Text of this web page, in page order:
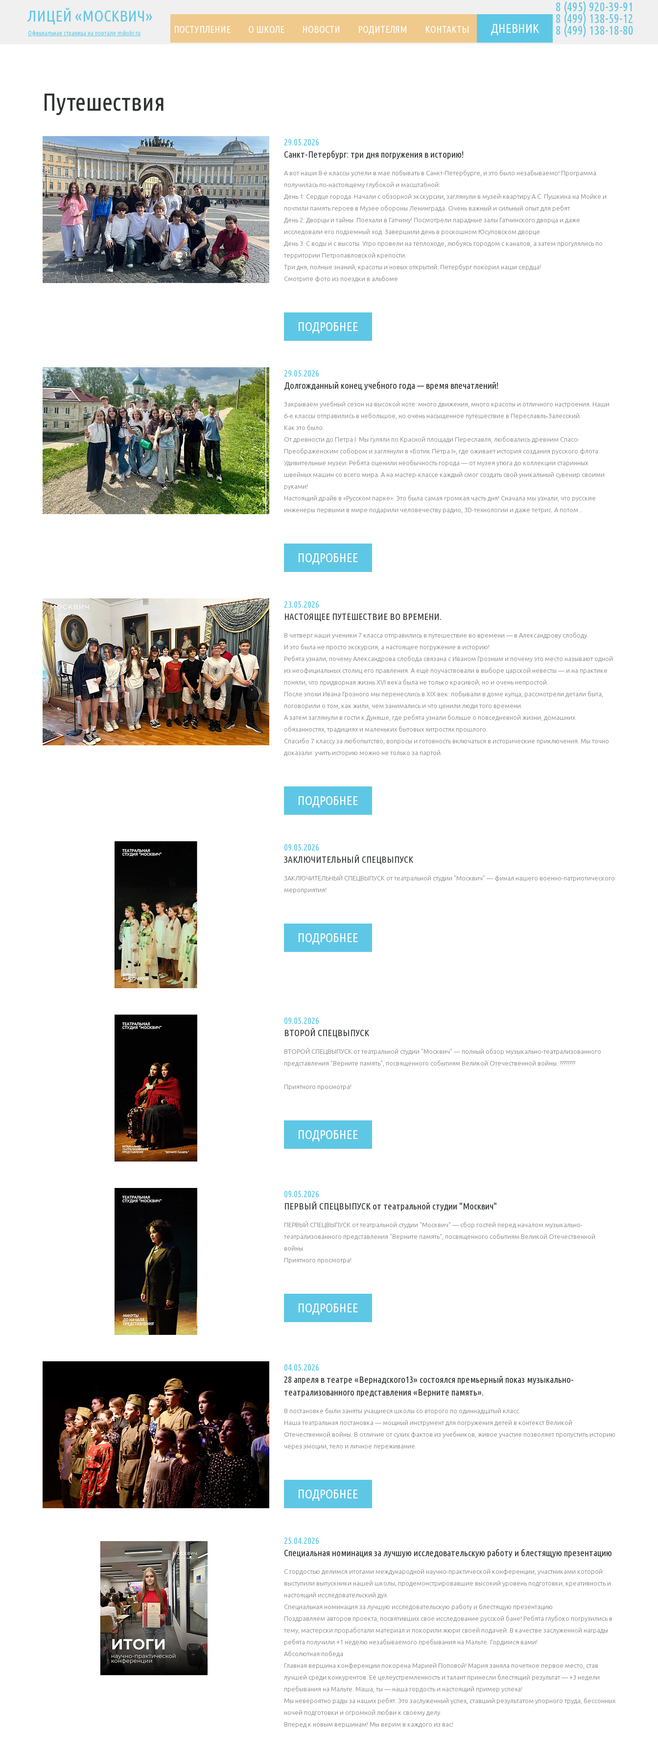
8 (495) 920-39-91
8 (499) 138-59-12
8 (499) 138-18-80
ЛИЦЕЙ «МОСКВИЧ»
Официальная страница на портале mskobr.ru ПОСТУПЛЕНИЕ О ШКОЛЕ НОВОСТИ РОДИТЕЛЯМ КОНТАКТЫ ДНЕВНИК
Путешествия
29.05.2026
Санкт-Петербург: три дня погружения в историю!
А вот наши 8-е классы успели в мае побывать в Санкт-Петербурге, и это было незабываемо! Программа
получилась по-настоящему глубокой и масштабной:
День 1: Сердце города. Начали с обзорной экскурсии, заглянули в музей-квартиру А.С. Пушкина на Мойке и
почтили память героев в Музее обороны Ленинграда. Очень важный и сильный опыт для ребят.
День 2: Дворцы и тайны. Поехали в Гатчину! Посмотрели парадные залы Гатчинского дворца и даже
исследовали его подземный ход. Завершили день в роскошном Юсуповском дворце.
День 3: С воды и с высоты. Утро провели на теплоходе, любуясь городом с каналов, а затем прогулялись по
территории Петропавловской крепости.
Три дня, полные знаний, красоты и новых открытий. Петербург покорил наши сердца!
Смотрите фото из поездки в альбоме
ПОДРОБНЕЕ
29.05.2026
Долгожданный конец учебного года — время впечатлений!
Закрываем учебный сезон на высокой ноте: много движения, много красоты и отличного настроения. Наши
6-е классы отправились в небольшое, но очень насыщенное путешествие в Переславль-Залесский.
Как это было:
От древности до Петра I: Мы гуляли по Красной площади Переславля, любовались древним Спасо-
Преображенским собором и заглянули в «Ботик Петра I», где оживает история создания русского флота.
Удивительные музеи: Ребята оценили необычность города — от музея утюга до коллекции старинных
швейных машин со всего мира. А на мастер-классе каждый смог создать свой уникальный сувенир своими
руками!
Настоящий драйв в «Русском парке»: Это была самая громкая часть дня! Сначала мы узнали, что русские
инженеры первыми в мире подарили человечеству радио, 3D-технологии и даже тетрис. А потом...
ПОДРОБНЕЕ
23.05.2026
НАСТОЯЩЕЕ ПУТЕШЕСТВИЕ ВО ВРЕМЕНИ.
В четверг наши ученики 7 класса отправились в путешествие во времени — в Александрову слободу.
И это была не просто экскурсия, а настоящее погружение в историю!
Ребята узнали, почему Александрова слобода связана с Иваном Грозным и почему это место называют одной
из неофициальных столиц его правления. А ещё поучаствовали в выборе царской невесты — и на практике
поняли, что придворная жизнь XVI века была не только красивой, но и очень непростой.
После эпохи Ивана Грозного мы перенеслись в XIX век: побывали в доме купца, рассмотрели детали быта,
поговорили о том, как жили, чем занимались и что ценили люди того времени.
А затем заглянули в гости к Дуняше, где ребята узнали больше о повседневной жизни, домашних
обязанностях, традициях и маленьких бытовых хитростях прошлого.
Спасибо 7 классу за любопытство, вопросы и готовность включаться в исторические приключения. Мы точно
доказали: учить историю можно не только за партой.
ПОДРОБНЕЕ
09.05.2026
ЗАКЛЮЧИТЕЛЬНЫЙ СПЕЦВЫПУСК
ЗАКЛЮЧИТЕЛЬНЫЙ СПЕЦВЫПУСК от театральной студии "Москвич" — финал нашего военно-патриотического
мероприятия!
ПОДРОБНЕЕ
09.05.2026
ВТОРОЙ СПЕЦВЫПУСК
ВТОРОЙ СПЕЦВЫПУСК от театральной студии "Москвич" — полный обзор музыкально-театрализованного
представления "Верните память", посвященного событиям Великой Отечественной войны. ????????
Приятного просмотра!
ПОДРОБНЕЕ
09.05.2026
ПЕРВЫЙ СПЕЦВЫПУСК от театральной студии "Москвич"
ПЕРВЫЙ СПЕЦВЫПУСК от театральной студии "Москвич" — сбор гостей перед началом музыкально-
театрализованного представления "Верните память", посвященного событиям Великой Отечественной
войны.
Приятного просмотра!
ПОДРОБНЕЕ
04.05.2026
28 апреля в театре «Вернадского13» состоялся премьерный показ музыкально-
театрализованного представления «Верните память».
В постановке были заняты учащиеся школы со второго по одиннадцатый класс.
Наша театральная постановка — мощный инструмент для погружения детей в контекст Великой
Отечественной войны. В отличие от сухих фактов из учебников, живое участие позволяет пропустить историю
через эмоции, тело и личное переживание.
ПОДРОБНЕЕ
25.04.2026
Специальная номинация за лучшую исследовательскую работу и блестящую презентацию
С гордостью делимся итогами международной научно-практической конференции, участниками которой
выступили выпускники нашей школы, продемонстрировавшие высокий уровень подготовки, креативность и
настоящий исследовательский дух.
Специальная номинация за лучшую исследовательскую работу и блестящую презентацию
Поздравляем авторов проекта, посвятивших свое исследование русской бане! Ребята глубоко погрузились в
тему, мастерски проработали материал и покорили жюри своей подачей. В качестве заслуженной награды
ребята получили +1 неделю незабываемого пребывания на Мальте. Гордимся вами!
Абсолютная победа
Главная вершина конференции покорена Марией Поповой! Мария заняла почетное первое место, став
лучшей среди конкурентов. Её целеустремленность и талант принесли блестящий результат — +3 недели
пребывания на Мальте. Маша, ты — наша гордость и настоящий пример успеха!
Мы невероятно рады за наших ребят. Это заслуженный успех, ставший результатом упорного труда, бессонных
ночей подготовки и огромной любви к своему делу.
Вперед к новым вершинам! Мы верим в каждого из вас!